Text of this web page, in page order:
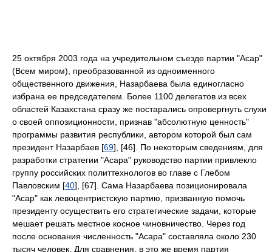
25 октября 2003 года на учредительном съезде партии "Асар"
(Всем миром), преобразованной из одноименного
общественного движения, Назарбаева была единогласно
избрана ее председателем. Более 1100 делегатов из всех
областей Казахстана сразу же постарались опровергнуть слухи
о своей оппозиционности, признав "абсолютную ценность"
программы развития республики, автором которой был сам
президент Назарбаев [69], [46]. По некоторым сведениям, для
разработки стратегии "Асара" руководство партии привлекло
группу российских политтехнологов во главе с Глебом
Павловским [40], [67]. Сама Назарбаева позиционировала
"Асар" как левоцентристскую партию, призванную помочь
президенту осуществить его стратегические задачи, которые
мешает решать местное косное чиновничество. Через год
после основания численность "Асара" составляла около 230
тысяч человек. Для сравнения, в это же время партия